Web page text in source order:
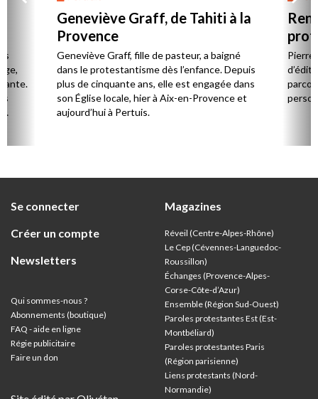
Geneviève Graff, de Tahiti à la
Provence
Geneviève Graff, fille de pasteur, a baigné
dans le protestantisme dès l’enfance. Depuis
plus de cinquante ans, elle est engagée dans
son Église locale, hier à Aix-en-Provence et
aujourd’hui à Pertuis.
Se connecter
Créer un compte
Newsletters
Qui sommes-nous ?
Abonnements (boutique)
FAQ - aide en ligne
Régie publicitaire
Faire un don
Magazines
Réveil (Centre-Alpes-Rhône)
Le Cep (Cévennes-Languedoc-
Roussillon)
Échanges (Provence-Alpes-
Corse-Côte-d’Azur)
Ensemble (Région Sud-Ouest)
Paroles protestantes Est (Est-
Montbéliard)
Paroles protestantes Paris
(Région parisienne)
Liens protestants (Nord-
Normandie)